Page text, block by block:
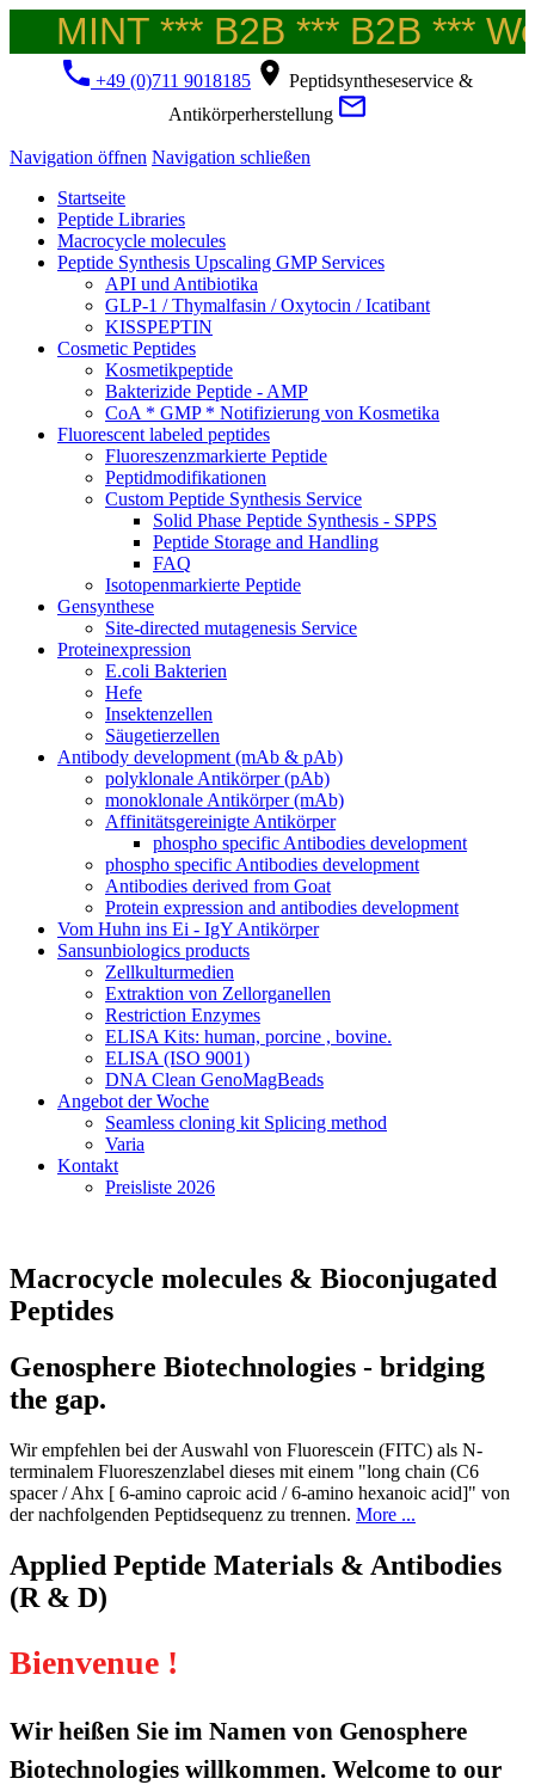
MINT *** B2B *** B2B ***
+49 (0)711 9018185
Peptidsyntheseservice &
Antikörperherstellung
Navigation öffnen Navigation schließen
Startseite
Peptide Libraries
Macrocycle molecules
Peptide Synthesis Upscaling GMP Services
API und Antibiotika
GLP-1 / Thymalfasin / Oxytocin / Icatibant
KISSPEPTIN
Cosmetic Peptides
Kosmetikpeptide
Bakterizide Peptide - AMP
CoA * GMP * Notifizierung von Kosmetika
Fluorescent labeled peptides
Fluoreszenzmarkierte Peptide
Peptidmodifikationen
Custom Peptide Synthesis Service
Solid Phase Peptide Synthesis - SPPS
Peptide Storage and Handling
FAQ
Isotopenmarkierte Peptide
Gensynthese
Site-directed mutagenesis Service
Proteinexpression
E.coli Bakterien
Hefe
Insektenzellen
Säugetierzellen
Antibody development (mAb & pAb)
polyklonale Antikörper (pAb)
monoklonale Antikörper (mAb)
Affinitätsgereinigte Antikörper
phospho specific Antibodies development
phospho specific Antibodies development
Antibodies derived from Goat
Protein expression and antibodies development
Vom Huhn ins Ei - IgY Antikörper
Sansunbiologics products
Zellkulturmedien
Extraktion von Zellorganellen
Restriction Enzymes
ELISA Kits: human, porcine , bovine.
ELISA (ISO 9001)
DNA Clean GenoMagBeads
Angebot der Woche
Seamless cloning kit Splicing method
Varia
Kontakt
Preisliste 2026
Macrocycle molecules & Bioconjugated
Peptides
Genosphere Biotechnologies - bridging
the gap.
Wir empfehlen bei der Auswahl von Fluorescein (FITC) als N-
terminalem Fluoreszenzlabel dieses mit einem "long chain (C6
spacer / Ahx [ 6-amino caproic acid / 6-amino hexanoic acid]" von
der nachfolgenden Peptidsequenz zu trennen. More ...
Applied Peptide Materials & Antibodies
(R & D)
Bienvenue !
Wir heißen Sie im Namen von Genosphere
Biotechnologies willkommen. Welcome to our